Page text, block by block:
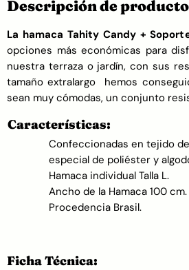
Descripción de producto
La hamaca Tahity Candy +
opciones más económicas para
nuestra terraza o jardín, con sus
tamaño extralargo hemos
sean muy cómodas, un conjunto
Características:
Confeccionadas en tejido de
especial de poliéster y
Hamaca individual Talla L.
Ancho de la Hamaca 100 cm.
Procedencia Brasil.
Ficha Técnica: